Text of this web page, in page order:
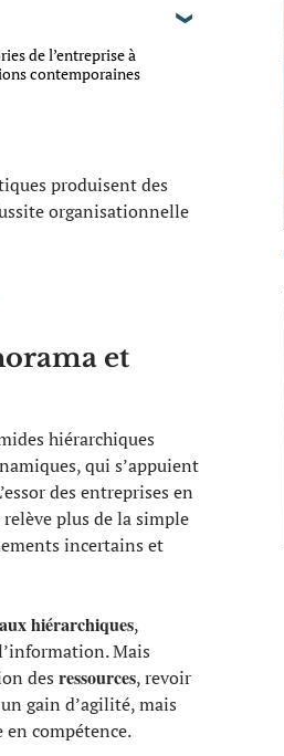
de l’entreprise à
contemporaines
produisent des
organisationnelle
et
hiérarchiques
qui s’appuient
des entreprises en
plus de la simple
incertains et
hiérarchiques,
Mais
des ressources, revoir
gain d’agilité, mais
compétence.